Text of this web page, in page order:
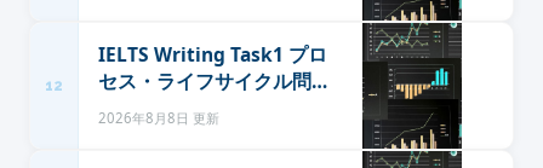
12
IELTS Writing Task1 プロ
セス・ライフサイクル問題
でよく使う表現まとめ｜順
序・受動態・循環表現
2026年8月8日 更新